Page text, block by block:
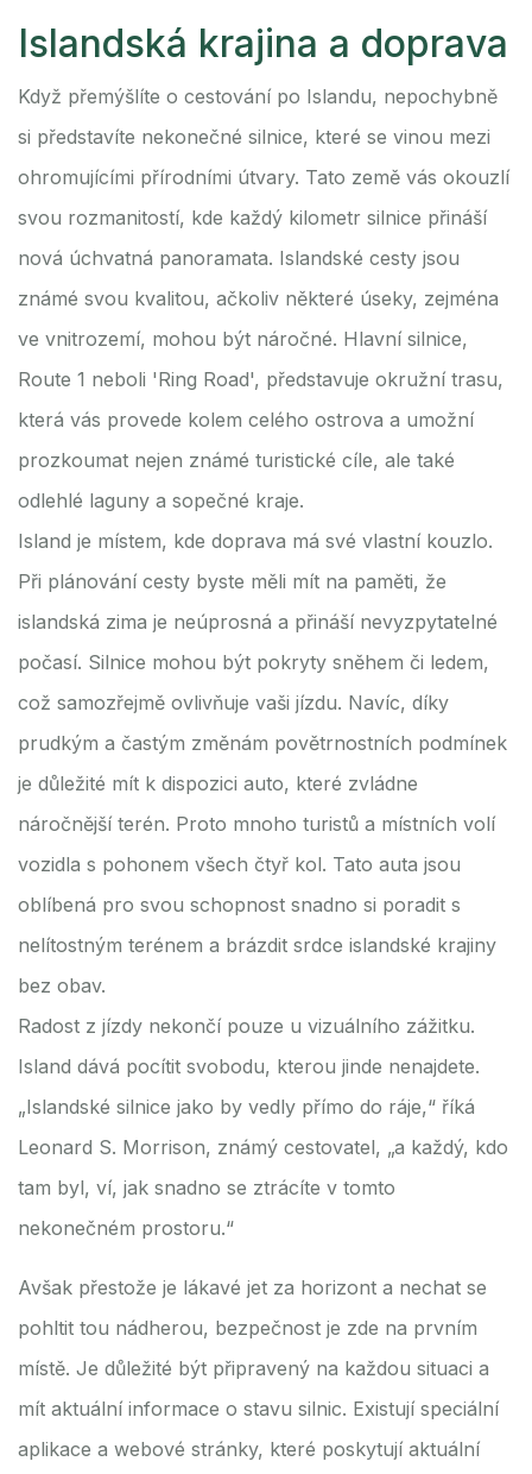
Islandská krajina a doprava
Když přemýšlíte o cestování po Islandu, nepochybně
si představíte nekonečné silnice, které se vinou mezi
ohromujícími přírodními útvary. Tato země vás okouzlí
svou rozmanitostí, kde každý kilometr silnice přináší
nová úchvatná panoramata. Islandské cesty jsou
známé svou kvalitou, ačkoliv některé úseky, zejména
ve vnitrozemí, mohou být náročné. Hlavní silnice,
Route 1 neboli 'Ring Road', představuje okružní trasu,
která vás provede kolem celého ostrova a umožní
prozkoumat nejen známé turistické cíle, ale také
odlehlé laguny a sopečné kraje.
Island je místem, kde doprava má své vlastní kouzlo.
Při plánování cesty byste měli mít na paměti, že
islandská zima je neúprosná a přináší nevyzpytatelné
počasí. Silnice mohou být pokryty sněhem či ledem,
což samozřejmě ovlivňuje vaši jízdu. Navíc, díky
prudkým a častým změnám povětrnostních podmínek
je důležité mít k dispozici auto, které zvládne
náročnější terén. Proto mnoho turistů a místních volí
vozidla s pohonem všech čtyř kol. Tato auta jsou
oblíbená pro svou schopnost snadno si poradit s
nelítostným terénem a brázdit srdce islandské krajiny
bez obav.
Radost z jízdy nekončí pouze u vizuálního zážitku.
Island dává pocítit svobodu, kterou jinde nenajdete.
„Islandské silnice jako by vedly přímo do ráje,“ říká
Leonard S. Morrison, známý cestovatel, „a každý, kdo
tam byl, ví, jak snadno se ztrácíte v tomto
nekonečném prostoru.“
Avšak přestože je lákavé jet za horizont a nechat se
pohltit tou nádherou, bezpečnost je zde na prvním
místě. Je důležité být připravený na každou situaci a
mít aktuální informace o stavu silnic. Existují speciální
aplikace a webové stránky, které poskytují aktuální